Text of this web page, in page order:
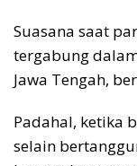
Suasana saat
tergabung
Jawa Tengah,
Padahal, ketika
selain